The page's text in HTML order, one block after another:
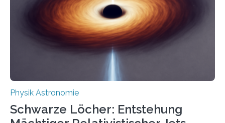
Verbrennungsmotoren oder Dampfturbinen sind
Wärmekraftmaschinen: Sie wandeln thermische
Energie in mechanische Bewegung um – oder anders
ausgedrückt, Wärme in Bewegung. In
quantenmechanischen Experimenten ist es in den…
Physik Astronomie
Schwarze Löcher: Entstehung